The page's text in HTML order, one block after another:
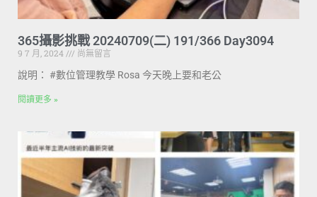
365攝影挑戰 20240709(二) 191/366 Day3094
9 7 月, 2024
尚無留言
說明： #數位管理教學 Rosa 今天晚上要和老公
閱讀更多 »